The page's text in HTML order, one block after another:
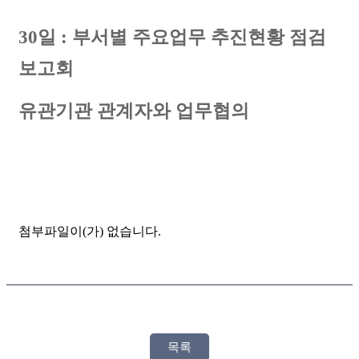
30일 : 부서별 주요업무 추진현황 점검
보고회
유관기관 관계자와 업무협의
첨부파일이(가) 없습니다.